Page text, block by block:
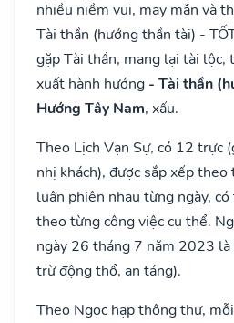
nhiều niềm vui, may mắn và
Tài thần (hướng thần tài) -
gặp Tài thần, mang lại tài lộc,
xuất hành hướng - Tài thần
Hướng Tây Nam, xấu.
Theo Lịch Vạn Sự, có 12 trực
nhị khách), được sắp xếp
luân phiên nhau từng ngày,
theo từng công việc cụ thể.
ngày 26 tháng 7 năm 2023
trừ động thổ, an táng).
Theo Ngọc hạp thông thư,